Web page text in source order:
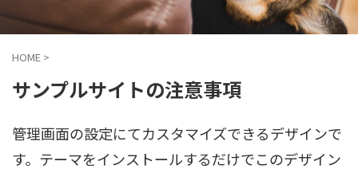
HOME >
サンプルサイトの注意事項
管理画面の設定にてカスタマイズできるデザインで
す。テーマをインストールするだけでこのデザイン